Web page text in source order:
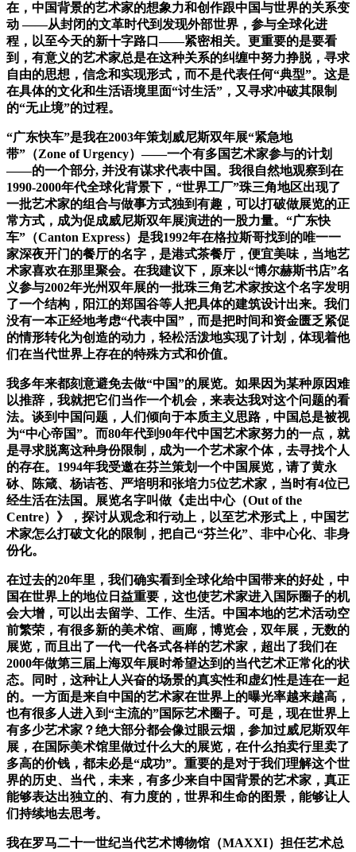
在，中国背景的艺术家的想象力和创作跟中国与世界的关系变
动 ——从封闭的文革时代到发现外部世界，参与全球化进
程，以至今天的新十字路口——紧密相关。更重要的是要看
到，有意义的艺术家总是在这种关系的纠缠中努力挣脱，寻求
自由的思想，信念和实现形式，而不是代表任何“典型”。这是
在具体的文化和生活语境里面“讨生活”，又寻求冲破其限制
的“无止境”的过程。
“广东快车”是我在2003年策划威尼斯双年展“紧急地
带”（Zone of Urgency）——一个有多国艺术家参与的计划
——的一个部分, 并没有谋求代表中国。我很自然地观察到在
1990-2000年代全球化背景下，“世界工厂”珠三角地区出现了
一批艺术家的组合与做事方式独到有趣，可以打破做展览的正
常方式，成为促成威尼斯双年展演进的一股力量。“广东快
车”（Canton Express）是我1992年在格拉斯哥找到的唯一一
家深夜开门的餐厅的名字，是港式茶餐厅，便宜美味，当地艺
术家喜欢在那里聚会。在我建议下，原来以“博尔赫斯书店”名
义参与2002年光州双年展的一批珠三角艺术家按这个名字发明
了一个结构，阳江的郑国谷等人把具体的建筑设计出来。我们
没有一本正经地考虑“代表中国”，而是把时间和资金匮乏紧促
的情形转化为创造的动力，轻松活泼地实现了计划，体现着他
们在当代世界上存在的特殊方式和价值。
我多年来都刻意避免去做“中国”的展览。如果因为某种原因难
以推辞，我就把它们当作一个机会，来表达我对这个问题的看
法。谈到中国问题，人们倾向于本质主义思路，中国总是被视
为“中心帝国”。而80年代到90年代中国艺术家努力的一点，就
是寻求脱离这种身份限制，成为一个艺术家个体，去寻找个人
的存在。1994年我受邀在芬兰策划一个中国展览，请了黄永
砅、陈箴、杨诘苍、严培明和张培力5位艺术家，当时有4位已
经生活在法国。展览名字叫做《走出中心（Out of the
Centre）》，探讨从观念和行动上，以至艺术形式上，中国艺
术家怎么打破文化的限制，把自己“芬兰化”、非中心化、非身
份化。
在过去的20年里，我们确实看到全球化给中国带来的好处，中
国在世界上的地位日益重要，这也使艺术家进入国际圈子的机
会大增，可以出去留学、工作、生活。中国本地的艺术活动空
前繁荣，有很多新的美术馆、画廊，博览会，双年展，无数的
展览，而且出了一代一代各式各样的艺术家，超出了我们在
2000年做第三届上海双年展时希望达到的当代艺术正常化的状
态。同时，这种让人兴奋的场景的真实性和虚幻性是连在一起
的。一方面是来自中国的艺术家在世界上的曝光率越来越高，
也有很多人进入到“主流的”国际艺术圈子。可是，现在世界上
有多少艺术家？绝大部分都会像过眼云烟，参加过威尼斯双年
展，在国际美术馆里做过什么大的展览，在什么拍卖行里卖了
多高的价钱，都未必是“成功”。重要的是对于我们理解这个世
界的历史、当代，未来，有多少来自中国背景的艺术家，真正
能够表达出独立的、有力度的，世界和生命的图景，能够让人
们持续地去思考。
我在罗马二十一世纪当代艺术博物馆（MAXXI）担任艺术总